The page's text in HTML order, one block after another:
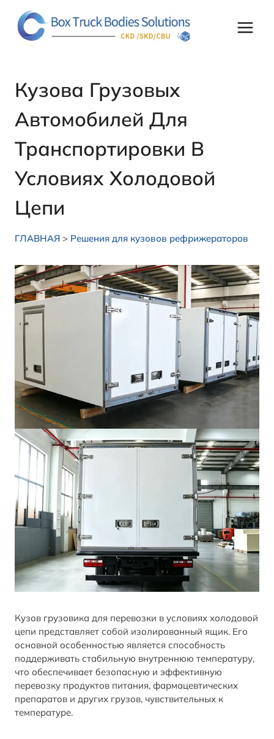
контенту
Кузова Грузовых
Автомобилей Для
Транспортировки В
Условиях Холодовой
Цепи
ГЛАВНАЯ > Решения для кузовов рефрижераторов
Кузов грузовика для перевозки в условиях холодовой
цепи представляет собой изолированный ящик. Его
основной особенностью является способность
поддерживать стабильную внутреннюю температуру,
что обеспечивает безопасную и эффективную
перевозку продуктов питания, фармацевтических
препаратов и других грузов, чувствительных к
температуре.